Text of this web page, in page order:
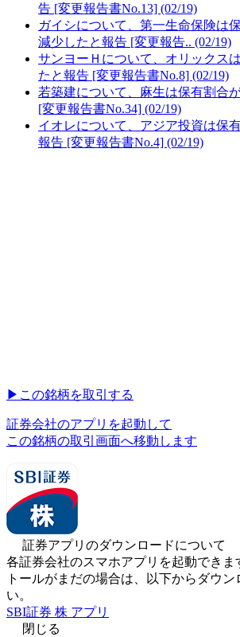
告 [変更報告書No.13] (02/19)
ガイシについて、第一生命保険は
減少したと報告 [変更報告.. (02/19)
サンヨーＨについて、オリックス
たと報告 [変更報告書No.8] (02/19)
若築建について、麻生は保有割合
[変更報告書No.34] (02/19)
イオレについて、アジア投資は保
報告 [変更報告書No.4] (02/19)
▶︎ この銘柄を取引する
証券会社のアプリを起動して
この銘柄の取引画面へ移動します
証券アプリのダウンロードについて
各証券会社のスマホアプリを起動できま
トールがまだの場合は、以下からダウン
い。
SBI証券 株 アプリ
閉じる